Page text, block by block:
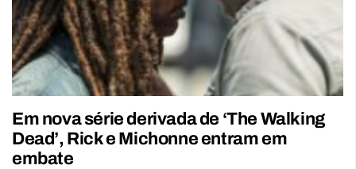
Em nova série derivada de ‘The Walking
Dead’, Rick e Michonne entram em
embate